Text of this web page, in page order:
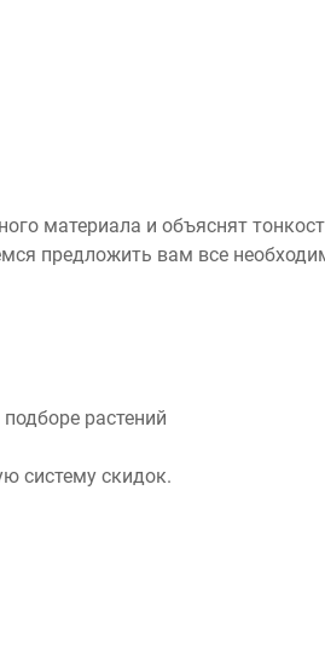
материала и объяснят
предложить вам все
растений
систему скидок.